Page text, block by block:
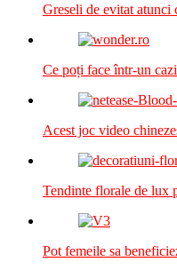
Greseli de evitat atunci
Ce poți face într-un
Acest joc video
Tendinte florale de lux
Pot femeile sa